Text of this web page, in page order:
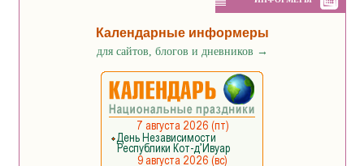
Календарные информеры
для сайтов, блогов и дневников →